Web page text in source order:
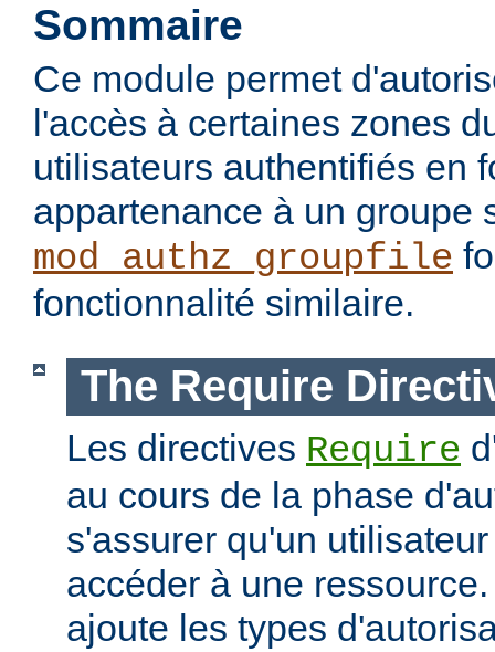
Sommaire
Ce module permet
l'accès à certaines zones
utilisateurs authentifiés en
appartenance à un groupe
mod_authz_groupfile
fonctionnalité similaire.
The Require
Les directives Require
au cours de la phase
s'assurer qu'un
accéder à une
ajoute les types